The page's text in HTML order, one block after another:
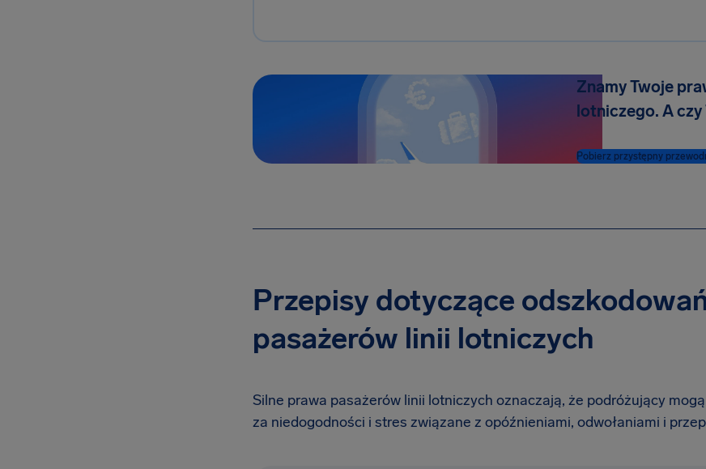
Znamy Twoje
lotniczego. A czy
Pobierz przystępny
Przepisy dotyczące
pasażerów linii lotniczych
Silne prawa pasażerów linii lotniczych oznaczają, że podróżujący
za niedogodności i stres związane z opóźnieniami, odwołaniami i